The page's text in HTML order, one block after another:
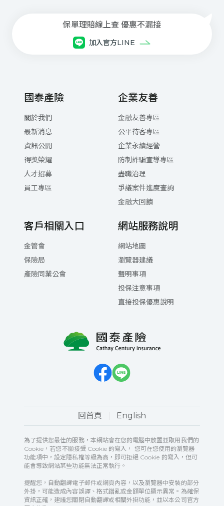
每⽇08:30~21:00(本公司專⼈服務)
⾞禍事故諮詢與現場服務
每⽇ 21:00 ~翌⽇08:30(委外專⼈服務)
保單理賠線上查 優惠不漏接
加入官方LINE
國泰產險
關於我們
最新消息
資訊公開
得獎榮耀
人才招募
員工專區
企業友善
金融友善專區
公平待客專區
企業永續經營
防制詐騙宣導專區
盡職治理
爭議案件進度查詢
金融大回饋
客戶相關入口
金管會
保險局
產險同業公會
網站服務說明
網站地圖
瀏覽器建議
聲明事項
投保注意事項
直接投保優惠說明
回首頁 English
為了提供您最佳的服務，本網站會在您的電腦中放置並取用我們的
Cookie，若您不願接受 Cookie 的寫入， 您可在您使用的瀏覽器
功能項中，設定隱私權等級為高，即可拒絕 Cookie 的寫入，但可
能會導致網站某些功能無法正常執行。
提醒您，自動翻譯電子郵件或網頁內容，以及瀏覽器中安裝的部分
外掛，可能造成內容誤譯、格式錯亂或金額單位顯示異常。為確保
資訊正確，建議您關閉自動翻譯或相關外掛功能，並以本公司官方